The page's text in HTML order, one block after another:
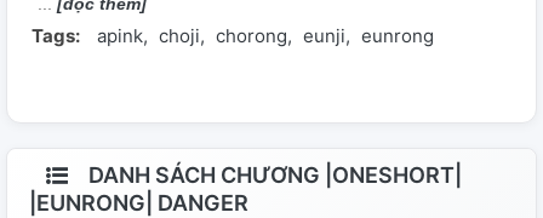
[đọc thêm]
Tags: apink choji chorong eunji eunrong
DANH SÁCH CHƯƠNG |ONESHORT|
|EUNRONG| DANGER